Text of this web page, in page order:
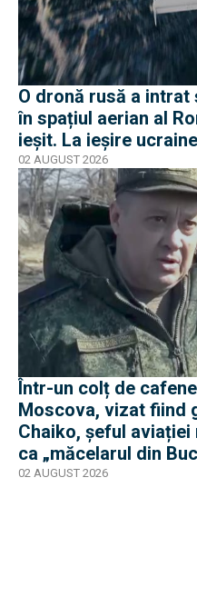
O dronă rusă a intrat
în spațiul aerian al
ieșit. La ieșire
02 AUGUST 2026
Într-un colț de
Moscova, vizat fiind
Chaiko, șeful
ca „măcelarul din
supraviețuit
02 AUGUST 2026